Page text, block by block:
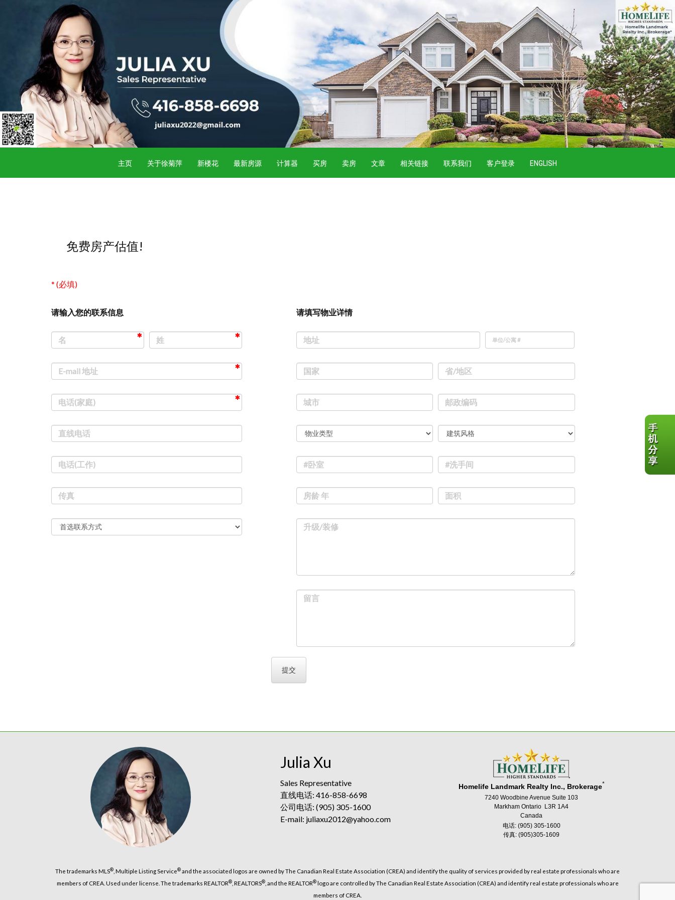
主页 关于徐菊萍 新楼花 最新房源 计算器 买房 卖房 文章 相关链接 联系我们 客户登录 ENGLISH
免费房产估值!
* (必填)
请输入您的联系信息
名 姓
E-mail 地址
电话(家庭)
直线电话
电话(工作)
传真
请填写物业详情
地址 单位/公寓 #
国家 省/地区
城市 邮政编码
#卧室 #洗手间
房龄 年 面积
升级/装修
留言
Julia Xu
Sales Representative
直线电话: 416-858-6698
公司电话: (905) 305-1600
E-mail: juliaxu2012@yahoo.com
Homelife Landmark Realty Inc., Brokerage*
7240 Woodbine Avenue Suite 103
Markham Ontario L3R 1A4
Canada
电话: (905) 305-1600
传真: (905)305-1609
The trademarks MLS® , Multiple Listing Service®and the associated logos are owned by The Canadian Real Estate Association (CREA) and identify the quality of services provided by real estate professionals who are
members of CREA. Used under license. The trademarks REALTOR®, REALTORS®, and the REALTOR®logo are controlled by The Canadian Real Estate Association (CREA) and identify real estate professionals who are
members of CREA.